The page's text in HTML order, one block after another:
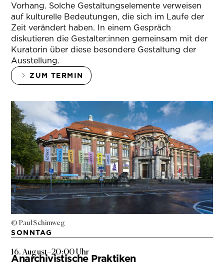
Vorhang. Solche Gestaltungselemente verweisen
auf kulturelle Bedeutungen, die sich im Laufe der
Zeit verändert haben. In einem Gespräch
diskutieren die Gestalter:innen gemeinsam mit der
Kuratorin über diese besondere Gestaltung der
Ausstellung.
ZUM TERMIN
© Paul Schimweg
SONNTAG
16. August–20:00 Uhr
Anarchivistische Praktiken